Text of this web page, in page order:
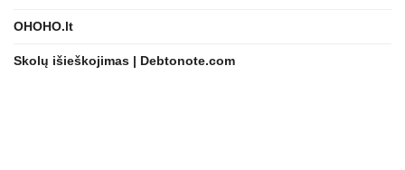
OHOHO.lt
Skolų išieškojimas | Debtonote.com